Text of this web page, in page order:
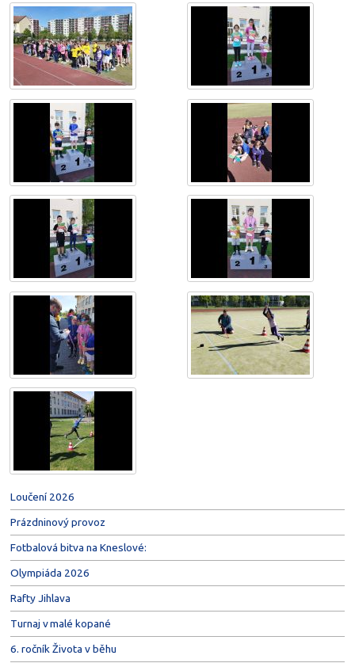
Loučení 2026
Prázdninový provoz
Fotbalová bitva na Kneslové:
Olympiáda 2026
Rafty Jihlava
Turnaj v malé kopané
6. ročník Života v běhu